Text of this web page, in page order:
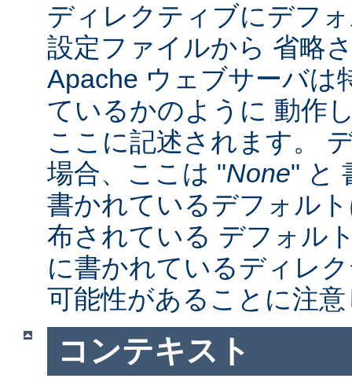
ディレクティブにデフ
設定ファイルから 省略
Apache ウェブサーバは
ているかのように 動作
ここに記述されます。
場合、ここは "None" と
書かれているデフォル
布されている デフォル
に書かれているディレ
可能性があることに注
コンテキスト